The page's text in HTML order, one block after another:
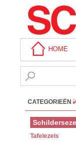
HOME
CATEGORIEËN
Tafelezels